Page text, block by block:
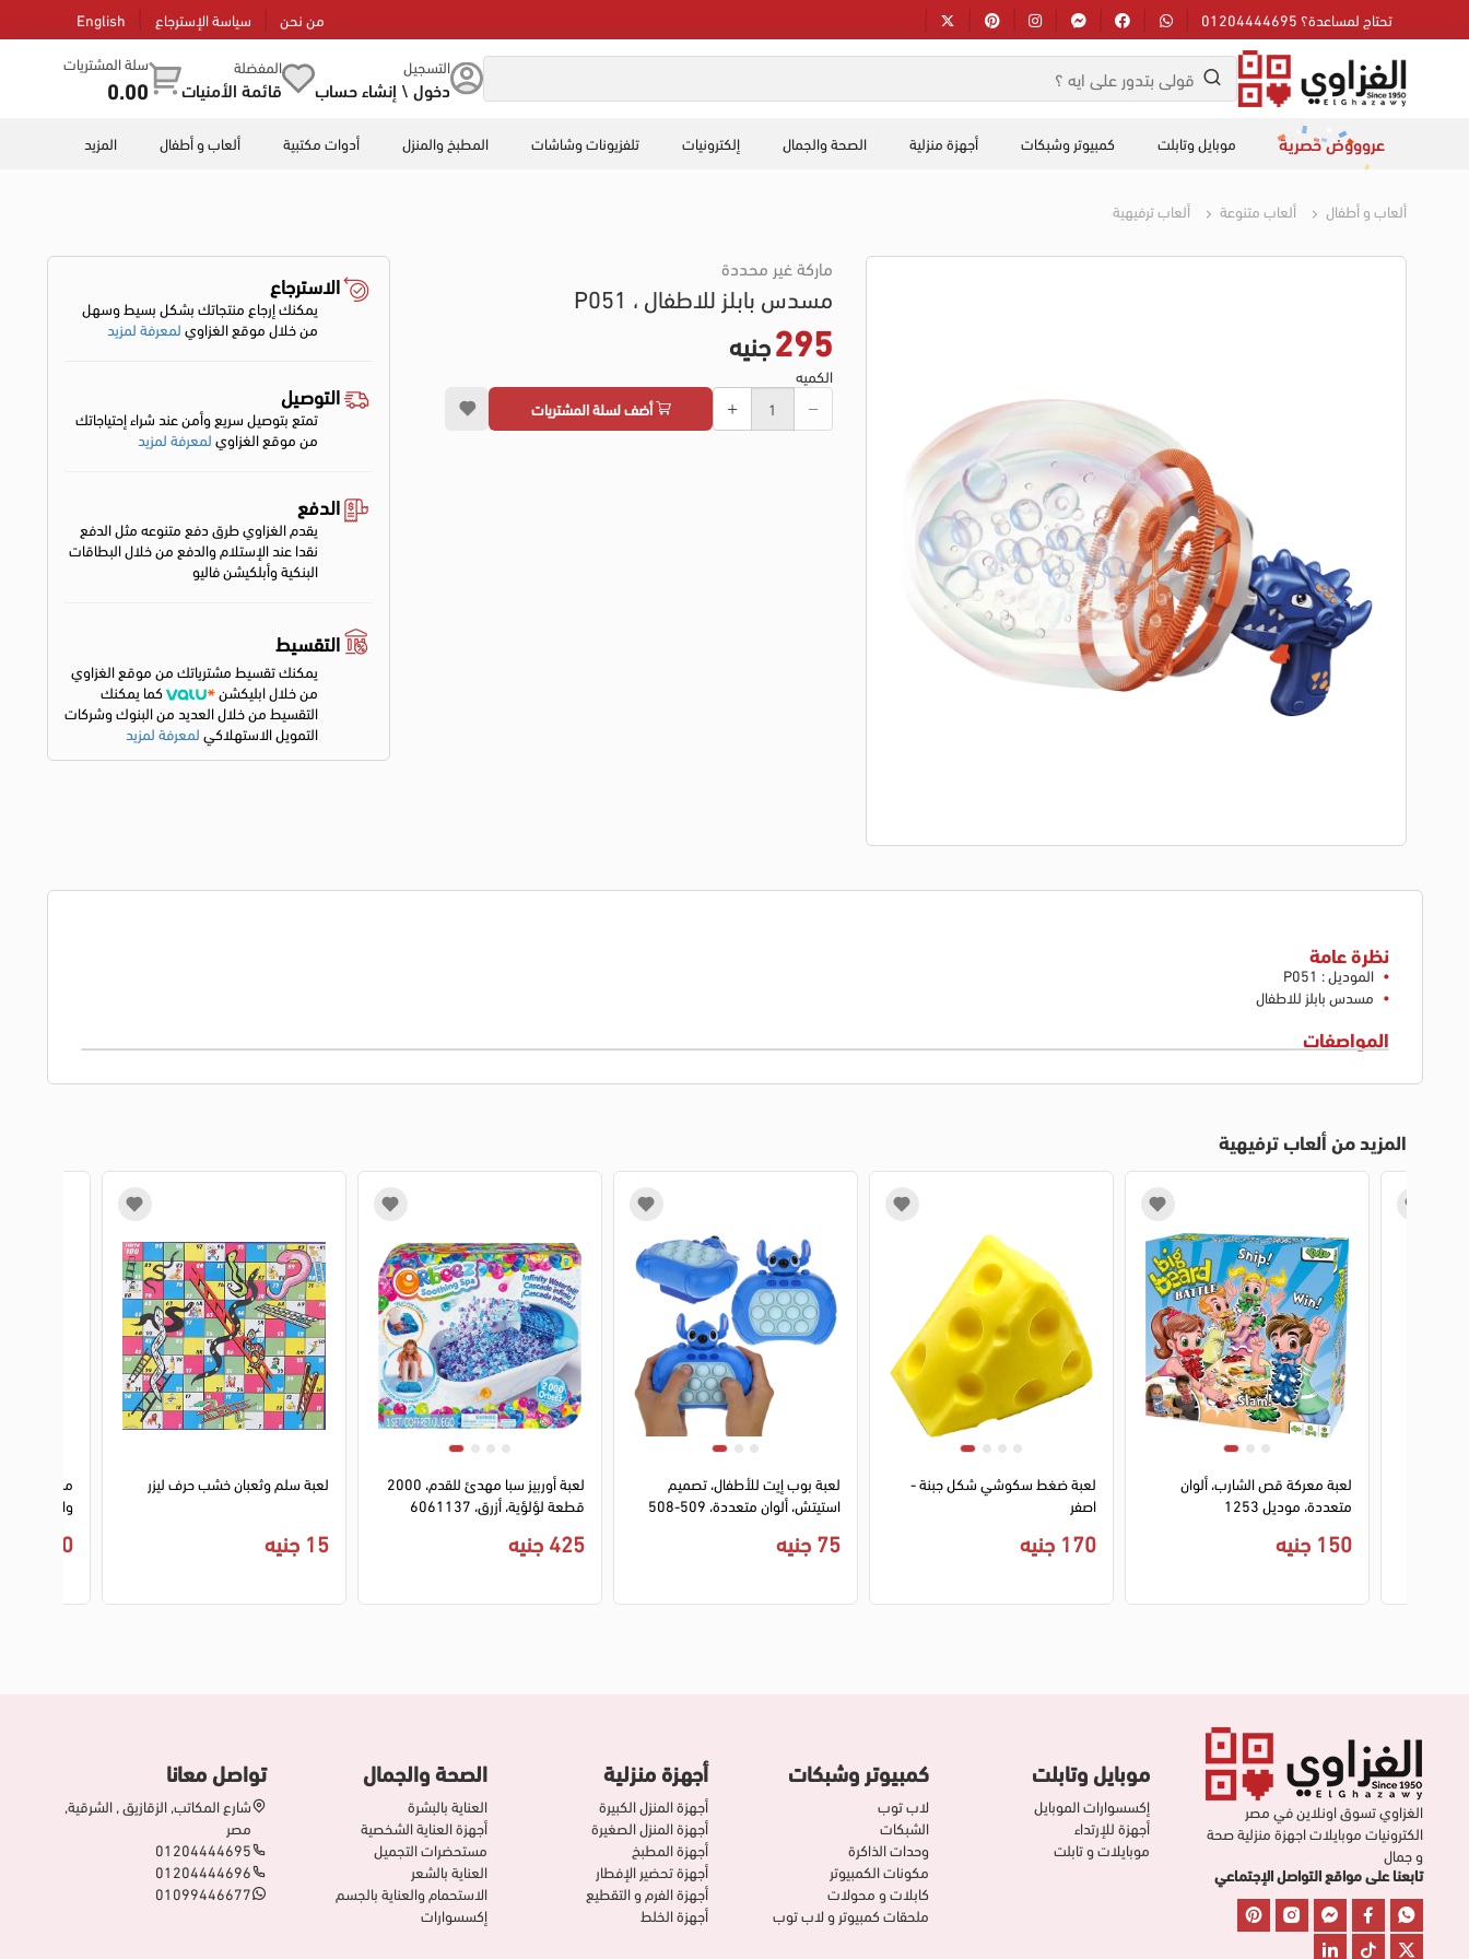
تحتاج لمساعدة؟ 01204444695 من نحن سياسة الإسترجاع English
التسجيل
دخول \ إنشاء حساب
المفضلة
قائمة الأمنيات
سلة المشتريات
0.00
عروووض حصرية موبايل وتابلت كمبيوتر وشبكات أجهزة منزلية الصحة والجمال إلكترونيات تلفزيونات وشاشات المطبخ والمنزل أدوات مكتبية ألعاب و أطفال المزيد
ألعاب و أطفال ألعاب متنوعة ألعاب ترفيهية
ماركة غير محددة
مسدس بابلز للاطفال ، P051
295جنيه
الكميه
أضف لسلة المشتريات
الاسترجاع
يمكنك إرجاع منتجاتك بشكل بسيط وسهل
من خلال موقع الغزاويلمعرفة لمزيد
التوصيل
تمتع بتوصيل سريع وأمن عند شراء إحتياجاتك
من موقع الغزاويلمعرفة لمزيد
الدفع
يقدم الغزاوي طرق دفع متنوعه مثل الدفع
نقدا عند الإستلام والدفع من خلال البطاقات
البنكية وأبلكيشن فاليو
التقسيط
يمكنك تقسيط مشترياتك من موقع الغزاوي
من خلال ابليكشن
كما يمكنك
التقسيط من خلال العديد من البنوك وشركات
التمويل الاستهلاكيلمعرفة لمزيد
نظرة عامة
الموديل : P051
مسدس بابلز للاطفال
المواصفات
المزيد من ألعاب ترفيهية
مدفع بابلز
والتثبيت،
750 جنيه
لعبة سلم وثعبان خشب حرف ليزر
15 جنيه
لعبة أوربيز سبا مهدئ للقدم، 2000
قطعة لؤلؤية، أزرق، 6061137
425 جنيه
لعبة بوب إيت للأطفال، تصميم
استيتش، ألوان متعددة، 509-508
75 جنيه
لعبة ضغط سكوشي شكل جبنة -
اصفر
170 جنيه
لعبة معركة قص الشارب، ألوان
متعددة، موديل 1253
150 جنيه
1 2 1 1 1
الغزاوي تسوق اونلاين في مصر
الكترونيات موبايلات اجهزة منزلية صحة
و جمال
تابعنا على مواقع التواصل الإجتماعي
موبايل وتابلت
إكسسوارات الموبايل
أجهزة للإرتداء
موبايلات و تابلت
كمبيوتر وشبكات
لاب توب
الشبكات
وحدات الذاكرة
مكونات الكمبيوتر
كابلات و محولات
ملحقات كمبيوتر و لاب توب
أجهزة منزلية
أجهزة المنزل الكبيرة
أجهزة المنزل الصغيرة
أجهزة المطبخ
أجهزة تحضير الإفطار
أجهزة الفرم و التقطيع
أجهزة الخلط
الصحة والجمال
العناية بالبشرة
أجهزة العناية الشخصية
مستحضرات التجميل
العناية بالشعر
الاستحمام والعناية بالجسم
إكسسوارات
تواصل معانا
شارع المكاتب, الزقازيق , الشرقية,
مصر
01204444695
01204444696
01099446677